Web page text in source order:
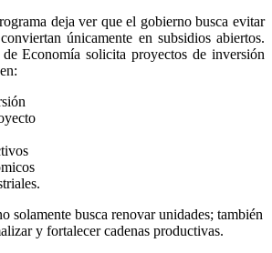
deja ver que el gobierno busca evitar
únicamente en subsidios abiertos.
Economía solicita proyectos de inversión
solamente busca renovar unidades; también
y fortalecer cadenas productivas.